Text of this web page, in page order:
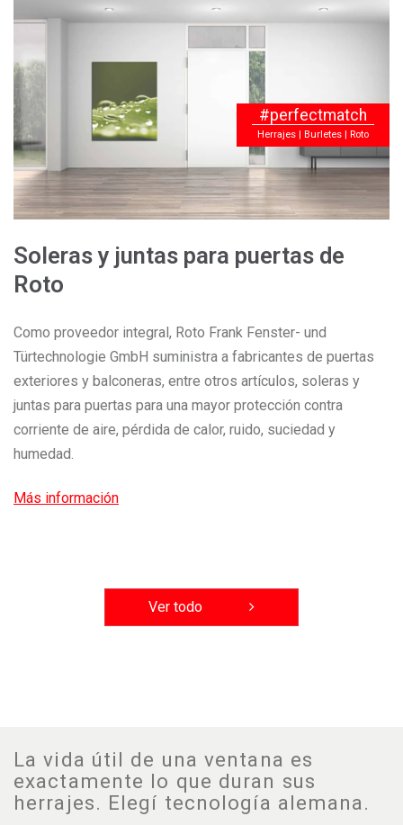
#perfectmatch
Herrajes | Burletes | Roto
Soleras y juntas para puertas de
Roto
Como proveedor integral, Roto Frank Fenster- und
Türtechnologie GmbH suministra a fabricantes de puertas
exteriores y balconeras, entre otros artículos, soleras y
juntas para puertas para una mayor protección contra
corriente de aire, pérdida de calor, ruido, suciedad y
humedad.
Más información
Ver todo
La vida útil de una ventana es
exactamente lo que duran sus
herrajes. Elegí tecnología alemana.